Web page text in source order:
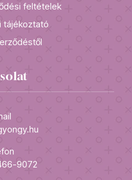
feltételek
tájékoztató
9072